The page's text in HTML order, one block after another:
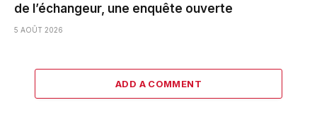
de l’échangeur, une enquête ouverte
5 AOÛT 2026
ADD A COMMENT